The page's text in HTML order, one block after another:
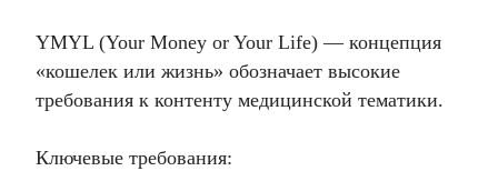
YMYL (Your Money or Your Life) — концепция
«кошелек или жизнь» обозначает высокие
требования к контенту медицинской тематики.
Ключевые требования: